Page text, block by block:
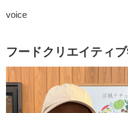
voice
フードクリエイティ